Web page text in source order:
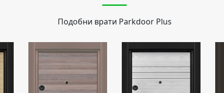
Подобни врати Parkdoor Plus